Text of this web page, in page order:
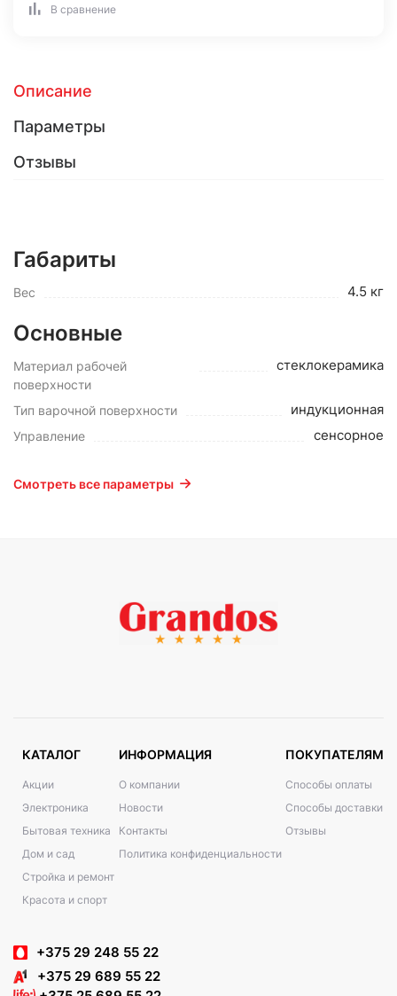
В сравнение
Описание
Параметры
Отзывы
Габариты
Вес 4.5 кг
Основные
Материал рабочей
поверхности
cтеклокерамика
Тип варочной поверхности индукционная
Управление сенсорное
Смотреть все параметры
КАТАЛОГ
Акции
Электроника
Бытовая техника
Дом и сад
Стройка и ремонт
Красота и спорт
ИНФОРМАЦИЯ
О компании
Новости
Контакты
Политика конфиденциальности
ПОКУПАТЕЛЯМ
Способы оплаты
Способы доставки
Отзывы
+375 29 248 55 22
+375 29 689 55 22